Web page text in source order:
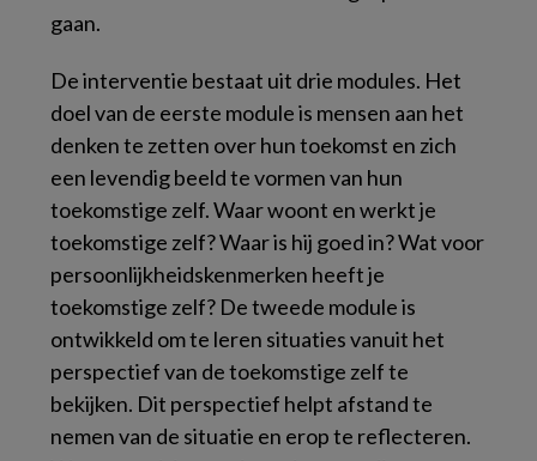
gaan.
De interventie bestaat uit drie modules. Het
doel van de eerste module is mensen aan het
denken te zetten over hun toekomst en zich
een levendig beeld te vormen van hun
toekomstige zelf. Waar woont en werkt je
toekomstige zelf? Waar is hij goed in? Wat voor
persoonlijkheidskenmerken heeft je
toekomstige zelf? De tweede module is
ontwikkeld om te leren situaties vanuit het
perspectief van de toekomstige zelf te
bekijken. Dit perspectief helpt afstand te
nemen van de situatie en erop te reflecteren.